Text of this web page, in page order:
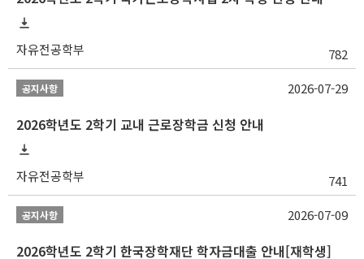
자유전공학부 782
공지사항
2026학년도 2학기 교내 근로장학금 신청 안내
자유전공학부 741
2026-07-29
공지사항
2026학년도 2학기 한국장학재단 학자금대출 안내[재학생]
2026-07-09